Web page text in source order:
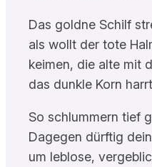
Das goldne Schilf
als wollt der tote
keimen, die alte mit
das dunkle Korn
So schlummern tief
Dagegen dürftig
um leblose,